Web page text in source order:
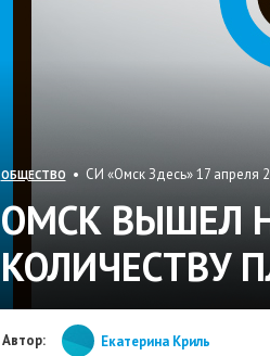
ОБЩЕСТВО • СИ «Омск Здесь» 17 апреля
ОМСК ВЫШЕЛ
КОЛИЧЕСТВУ
Автор: Екатерина Криль